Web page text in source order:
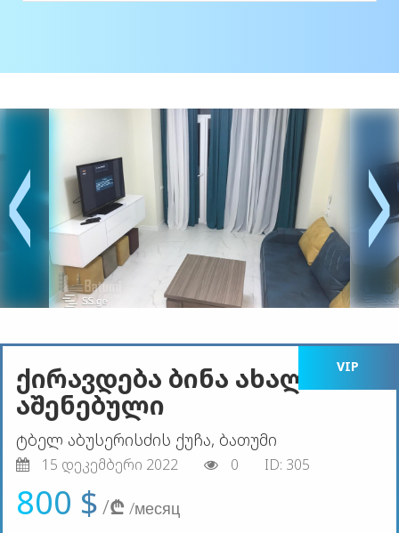
VIP
ქირავდება ბინა ახალი
აშენებული
ტბელ აბუსერისძის ქუჩა, ბათუმი
15 დეკემბერი 2022 0 ID: 305
800 $ /₾ /месяц